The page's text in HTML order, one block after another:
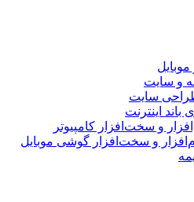
و سایت
سایت
باند اینترنت
و سخت‌افزار کامپیوتر
و سخت‌افزار گوشی موبایل